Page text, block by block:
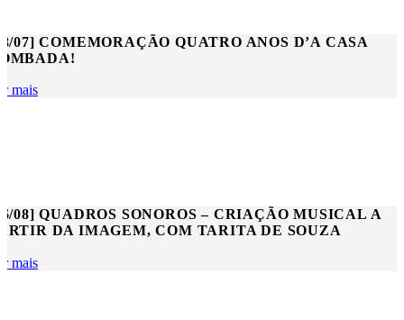
07] COMEMORAÇÃO QUATRO ANOS D’A CASA
mais
08] QUADROS SONOROS – CRIAÇÃO MUSICAL A
DA IMAGEM, COM TARITA DE SOUZA
mais